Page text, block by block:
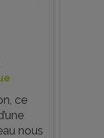
ce
nous